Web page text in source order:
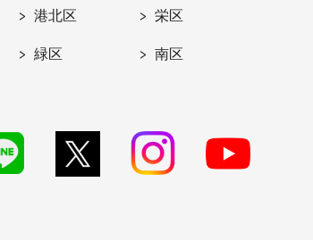
港北区 栄区
緑区 南区